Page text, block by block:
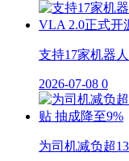
支持17家机器
2026-07-08 0
为司机减负超